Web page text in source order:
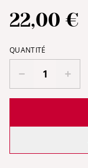
22,00 €
QUANTITÉ